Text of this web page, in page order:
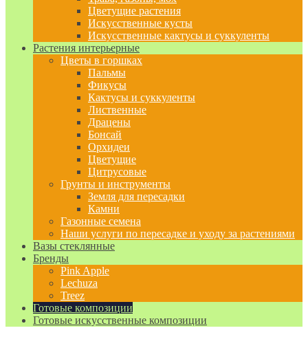
Цветущие растения
Искусственные кусты
Искусственные кактусы и суккуленты
Растения интерьерные
Цветы в горшках
Пальмы
Фикусы
Кактусы и суккуленты
Лиственные
Драцены
Бонсай
Орхидеи
Цветущие
Цитрусовые
Грунты и инструменты
Земля для пересадки
Камни
Газонные семена
Наши услуги по пересадке и уходу за растениями
Вазы стеклянные
Бренды
Pink Apple
Lechuza
Treez
Готовые композиции
Готовые искусственные композиции